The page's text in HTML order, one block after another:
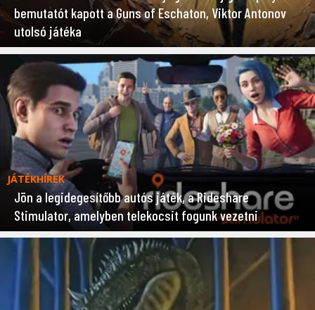
bemutatót kapott a Guns of Eschaton, Viktor Antonov
utolsó játéka
JÁTÉKHÍREK
Jön a legidegesítőbb autós játék, a Rideshare
Stimulator, amelyben telekocsit fogunk vezetni